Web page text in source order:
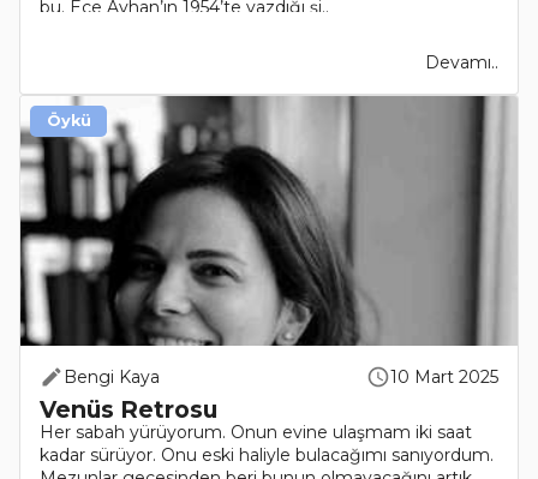
bu. Ece Ayhan’ın 1954’te yazdığı şi..
Devamı..
Bengi Kaya 10 Mart 2025
Venüs Retrosu
Her sabah yürüyorum. Onun evine ulaşmam iki saat
kadar sürüyor. Onu eski haliyle bulacağımı sanıyordum.
Öykü